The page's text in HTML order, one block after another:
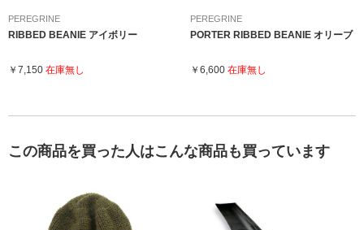
PEREGRINE
RIBBED BEANIE アイボリー
￥7,150 在庫無し
PEREGRINE
PORTER RIBBED BEANIE オリーブ
￥6,600 在庫無し
この商品を買った人はこんな商品も買っています